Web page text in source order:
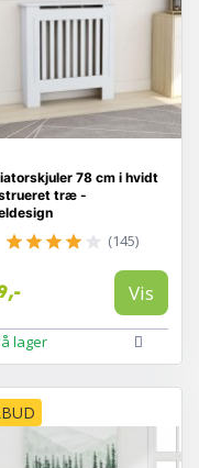
78 cm i hvidt
træ -
(145)
Vis
lager